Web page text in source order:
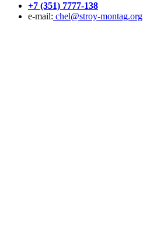
+7 (351) 7777-138
e-mail: chel@stroy-montag.org